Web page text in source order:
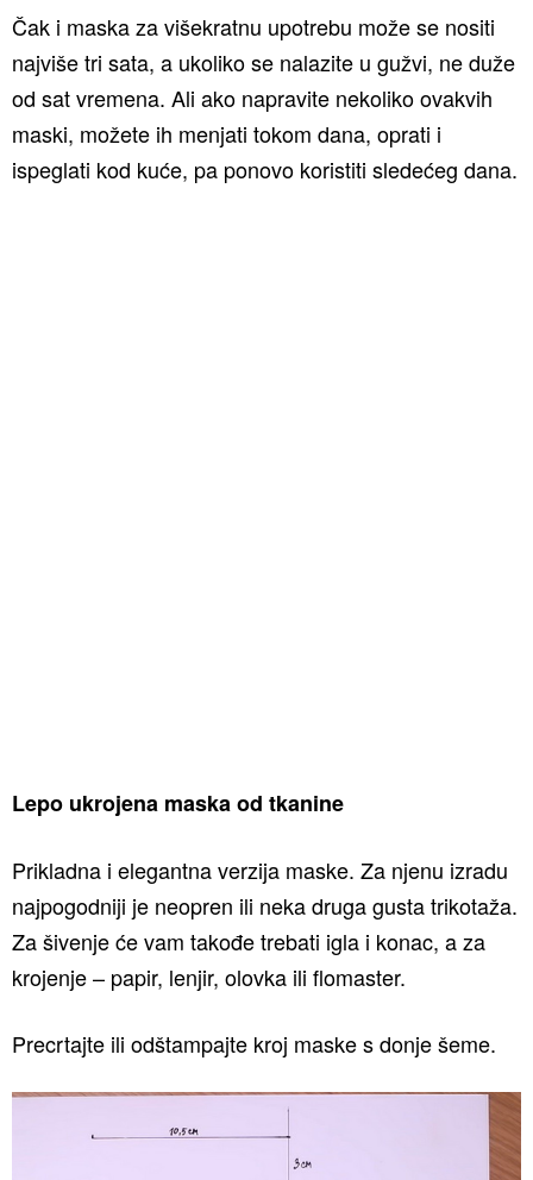
Čak i maska za višekratnu upotrebu može se nositi
najviše tri sata, a ukoliko se nalazite u gužvi, ne duže
od sat vremena. Ali ako napravite nekoliko ovakvih
maski, možete ih menjati tokom dana, oprati i
ispeglati kod kuće, pa ponovo koristiti sledećeg dana.
Lepo ukrojena maska od tkanine
Prikladna i elegantna verzija maske. Za njenu izradu
najpogodniji je neopren ili neka druga gusta trikotaža.
Za šivenje će vam takođe trebati igla i konac, a za
krojenje – papir, lenjir, olovka ili flomaster.
Precrtajte ili odštampajte kroj maske s donje šeme.